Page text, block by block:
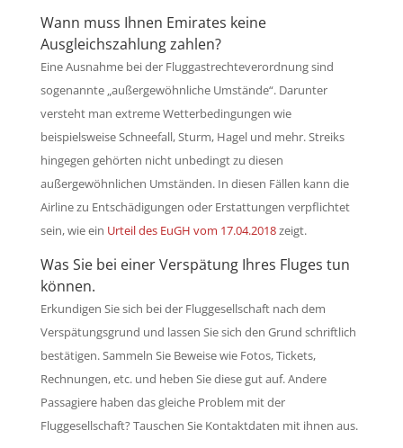
Wann muss Ihnen Emirates keine
Ausgleichszahlung zahlen?
Eine Ausnahme bei der Fluggastrechteverordnung sind
sogenannte „außergewöhnliche Umstände“. Darunter
versteht man extreme Wetterbedingungen wie
beispielsweise Schneefall, Sturm, Hagel und mehr. Streiks
hingegen gehörten nicht unbedingt zu diesen
außergewöhnlichen Umständen. In diesen Fällen kann die
Airline zu Entschädigungen oder Erstattungen verpflichtet
sein, wie ein Urteil des EuGH vom 17.04.2018zeigt.
Was Sie bei einer Verspätung Ihres Fluges tun
können.
Erkundigen Sie sich bei der Fluggesellschaft nach dem
Verspätungsgrund und lassen Sie sich den Grund schriftlich
bestätigen. Sammeln Sie Beweise wie Fotos, Tickets,
Rechnungen, etc. und heben Sie diese gut auf. Andere
Passagiere haben das gleiche Problem mit der
Fluggesellschaft? Tauschen Sie Kontaktdaten mit ihnen aus.